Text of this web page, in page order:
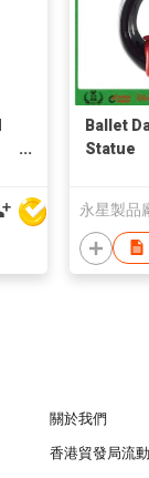
Ballet
Statue
關於我們
香港貿發局流